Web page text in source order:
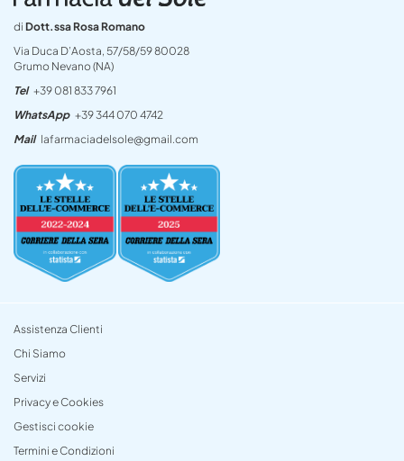
di Dott.ssa Rosa Romano
Via Duca D’Aosta, 57/58/59 80028
Grumo Nevano (NA)
Tel +39 081 833 7961
WhatsApp +39 344 070 4742
Mail lafarmaciadelsole@gmail.com
Assistenza Clienti
Chi Siamo
Servizi
Privacy e Cookies
Gestisci cookie
Termini e Condizioni